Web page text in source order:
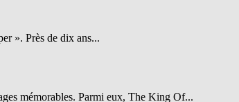
». Près de dix ans...
mémorables. Parmi eux, The King Of...